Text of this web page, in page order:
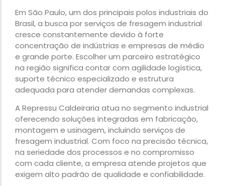
Em São Paulo, um dos principais polos industriais do
Brasil, a busca por serviços de fresagem industrial
cresce constantemente devido à forte
concentração de indústrias e empresas de médio
e grande porte. Escolher um parceiro estratégico
na região significa contar com agilidade logística,
suporte técnico especializado e estrutura
adequada para atender demandas complexas.
A Repressu Caldeiraria atua no segmento industrial
oferecendo soluções integradas em fabricação,
montagem e usinagem, incluindo serviços de
fresagem industrial. Com foco na precisão técnica,
na seriedade dos processos e no compromisso
com cada cliente, a empresa atende projetos que
exigem alto padrão de qualidade e confiabilidade.